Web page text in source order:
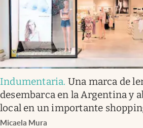
Indumentaria. Una marca de
desembarca en la Argentina y
local en un importante
Micaela Mura